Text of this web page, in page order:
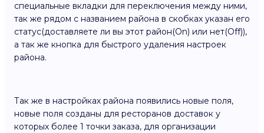
специальные вкладки для переключения между ними,
так же рядом с названием района в скобках указан его
статус(доставляете ли вы этот район(On) или нет(Off)),
а так же кнопка для быстрого удаления настроек
района.
Так же в настройках района появились новые поля,
новые поля созданы для ресторанов доставок у
которых более 1 точки заказа, для организации